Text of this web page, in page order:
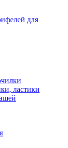
для
ластики